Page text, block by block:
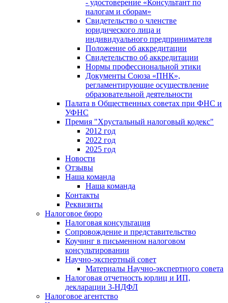
- удостоверение «Консультант по
налогам и сборам»
Свидетельство о членстве
юридического лица и
индивидуального предпринимателя
Положение об аккредитации
Свидетельство об аккредитации
Нормы профессиональной этики
Документы Союза «ПНК»,
регламентирующие осуществление
образовательной деятельности
Палата в Общественных советах при ФНС и
УФНС
Премия "Хрустальный налоговый кодекс"
2012 год
2022 год
2025 год
Новости
Отзывы
Наша команда
Наша команда
Контакты
Реквизиты
Налоговое бюро
Налоговая консультация
Cопровождение и представительство
Коучинг в письменном налоговом
консультировании
Научно-экспертный совет
Материалы Научно-экспертного совета
Налоговая отчетность юрлиц и ИП,
декларации 3-НДФЛ
Налоговое агентство